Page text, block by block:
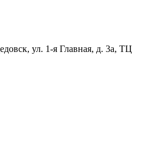
ул. 1-я Главная, д. 3а, ТЦ